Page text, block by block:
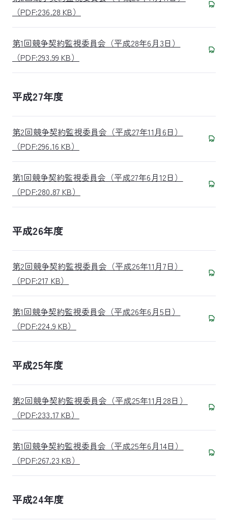
（PDF:236.28 KB）
第1回競争契約監視委員会（平成28年6月3日）
（PDF:293.99 KB）
平成27年度
第2回競争契約監視委員会（平成27年11月6日）
（PDF:296.16 KB）
第1回競争契約監視委員会（平成27年6月12日）
（PDF:280.87 KB）
平成26年度
第2回競争契約監視委員会（平成26年11月7日）
（PDF:217 KB）
第1回競争契約監視委員会（平成26年6月5日）
（PDF:224.9 KB）
平成25年度
第2回競争契約監視委員会（平成25年11月28日）
（PDF:233.17 KB）
第1回競争契約監視委員会（平成25年6月14日）
（PDF:267.23 KB）
平成24年度